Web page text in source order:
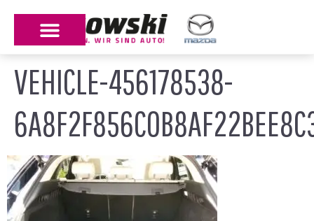
VEHICLE-456178538-